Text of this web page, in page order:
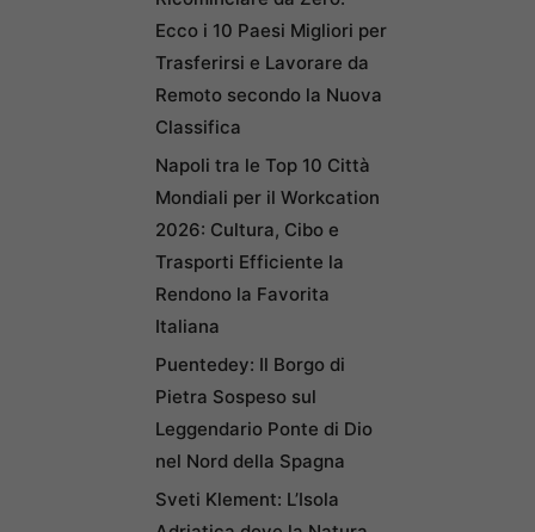
Ecco i 10 Paesi Migliori per
Trasferirsi e Lavorare da
Remoto secondo la Nuova
Classifica
Napoli tra le Top 10 Città
Mondiali per il Workcation
2026: Cultura, Cibo e
Trasporti Efficiente la
Rendono la Favorita
Italiana
Puentedey: Il Borgo di
Pietra Sospeso sul
Leggendario Ponte di Dio
nel Nord della Spagna
Sveti Klement: L’Isola